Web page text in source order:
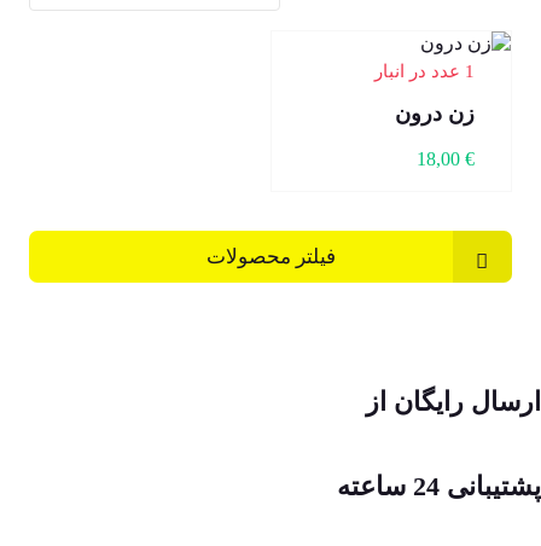
1 عدد در انبار
زن درون
18,00 €
فیلتر محصولات
ارسال رایگان از
پشتیبانی 24 ساعته